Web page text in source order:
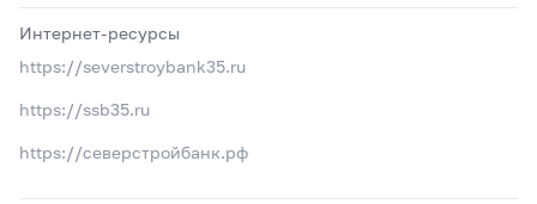
Интернет-ресурсы
https://severstroybank35.ru
https://ssb35.ru
https://северстройбанк.рф